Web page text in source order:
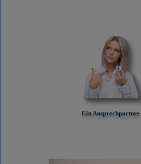
Ein Ansprechpartner